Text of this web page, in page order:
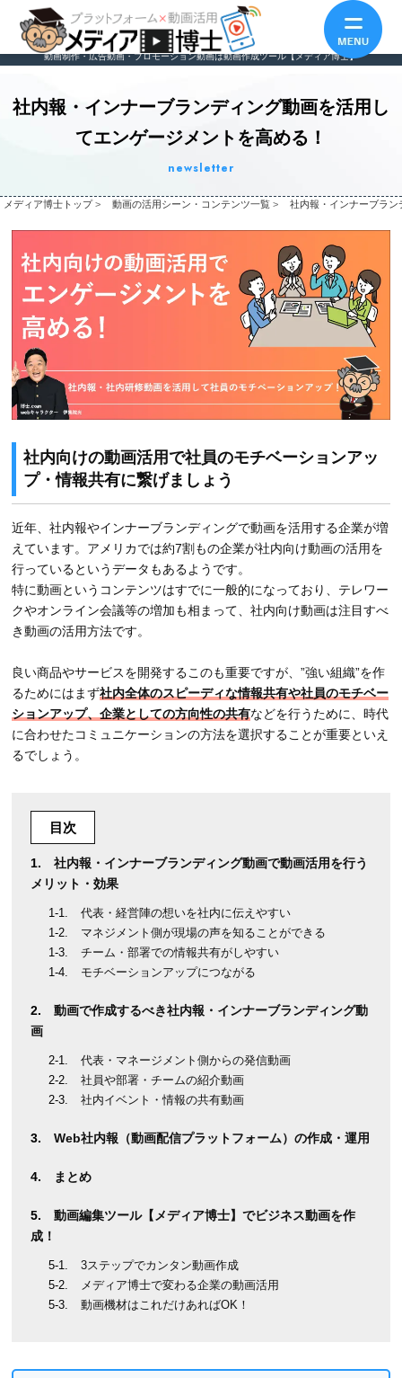
動画制作・広告動画・プロモーション動画は動画作成ツール【メディア博士】
社内報・インナーブランディング動画を活用し
てエンゲージメントを高める！
newsletter
メディア博士トップ > 動画の活用シーン・コンテンツ一覧 > 社内報・インナーブラン
社内向けの動画活用で社員のモチベーションアッ
プ・情報共有に繋げましょう
近年、社内報やインナーブランディングで動画を活用する企業が増
えています。アメリカでは約7割もの企業が社内向け動画の活用を
行っているというデータもあるようです。
特に動画というコンテンツはすでに一般的になっており、テレワー
クやオンライン会議等の増加も相まって、社内向け動画は注目すべ
き動画の活用方法です。
良い商品やサービスを開発するこのも重要ですが、”強い組織”を作
るためにはまず社内全体のスピーディな情報共有や社員のモチベー
ションアップ、企業としての方向性の共有などを行うために、時代
に合わせたコミュニケーションの方法を選択することが重要といえ
るでしょう。
目次
社内報・インナーブランディング動画で動画活用を行う
メリット・効果
代表・経営陣の想いを社内に伝えやすい
マネジメント側が現場の声を知ることができる
チーム・部署での情報共有がしやすい
モチベーションアップにつながる
動画で作成するべき社内報・インナーブランディング動
画
代表・マネージメント側からの発信動画
社員や部署・チームの紹介動画
社内イベント・情報の共有動画
Web社内報（動画配信プラットフォーム）の作成・運用
まとめ
動画編集ツール【メディア博士】でビジネス動画を作
成！
3ステップでカンタン動画作成
メディア博士で変わる企業の動画活用
動画機材はこれだけあればOK！